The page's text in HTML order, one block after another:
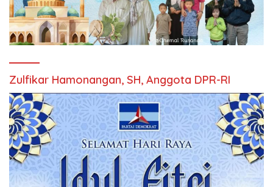
Zulfikar Hamonangan, SH, Anggota DPR-RI